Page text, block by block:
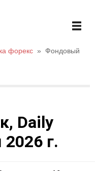
форекс » Фондовый
Daily
г.